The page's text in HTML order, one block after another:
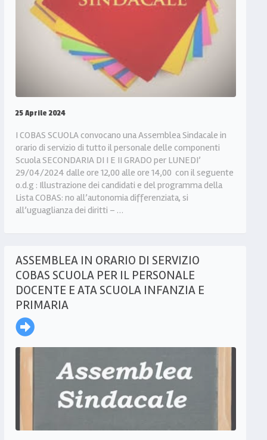
25 Aprile 2024
I COBAS SCUOLA convocano una Assemblea Sindacale in
orario di servizio di tutto il personale delle componenti
Scuola SECONDARIA DI I E II GRADO per LUNEDI’
29/04/2024 dalle ore 12,00 alle ore 14,00 con il seguente
o.d.g : Illustrazione dei candidati e del programma della
Lista COBAS: no all’autonomia differenziata, si
all’uguaglianza dei diritti – …
ASSEMBLEA IN ORARIO DI SERVIZIO
COBAS SCUOLA PER IL PERSONALE
DOCENTE E ATA SCUOLA INFANZIA E
PRIMARIA